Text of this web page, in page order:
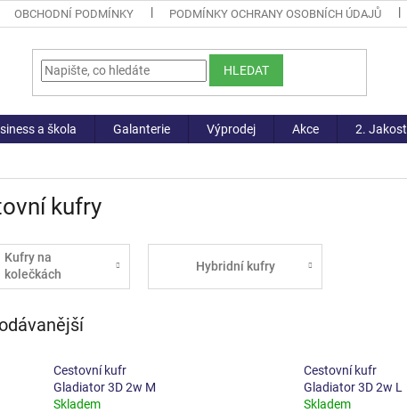
OBCHODNÍ PODMÍNKY PODMÍNKY OCHRANY OSOBNÍCH ÚDAJŮ
HLEDAT
a škola Galanterie Výprodej Akce 2. Jakost
kufry
Kufry na
kolečkách
Hybridní kufry
Cestovní kufr
Gladiator 3D 2w M
Skladem
Cestovní kufr
Gladiator 3D 2w L
Skladem